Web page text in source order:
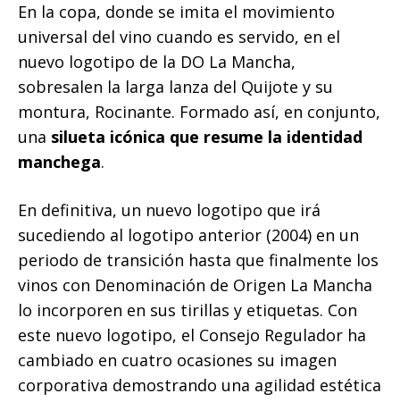
En la copa, donde se imita el movimiento
universal del vino cuando es servido, en el
nuevo logotipo de la DO La Mancha,
sobresalen la larga lanza del Quijote y su
montura, Rocinante. Formado así, en conjunto,
una silueta icónica que resume la identidad
manchega.
En definitiva, un nuevo logotipo que irá
sucediendo al logotipo anterior (2004) en un
periodo de transición hasta que finalmente los
vinos con Denominación de Origen La Mancha
lo incorporen en sus tirillas y etiquetas. Con
este nuevo logotipo, el Consejo Regulador ha
cambiado en cuatro ocasiones su imagen
corporativa demostrando una agilidad estética